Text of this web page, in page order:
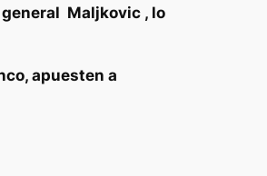
Maljkovic , lo
apuesten a